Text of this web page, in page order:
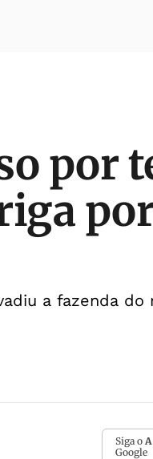
por
a fazenda do
Siga o
Google